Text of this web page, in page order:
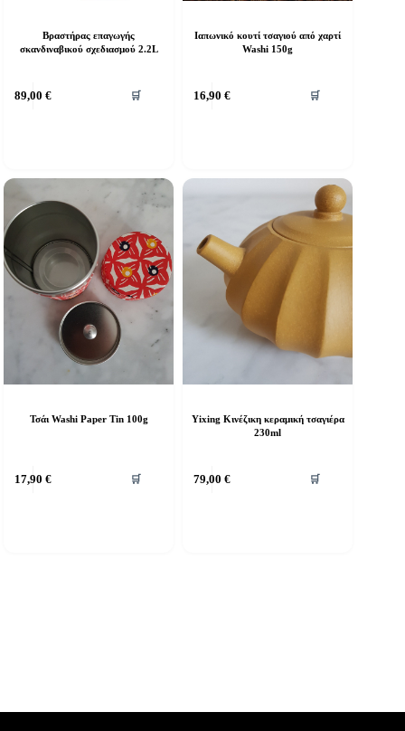
Βραστήρας επαγωγής
σκανδιναβικού σχεδιασμού 2.2L
89,00 € 🛒
Ιαπωνικό κουτί τσαγιού από χαρτί
Washi 150g
16,90 € 🛒
Τσάι Washi Paper Tin 100g
17,90 € 🛒
Yixing Κινέζικη κεραμική τσαγιέρα
230ml
79,00 € 🛒